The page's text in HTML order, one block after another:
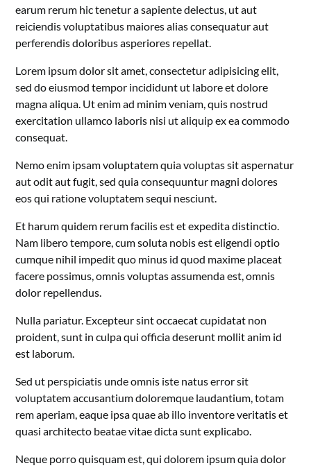
earum rerum hic tenetur a sapiente delectus, ut aut
reiciendis voluptatibus maiores alias consequatur aut
perferendis doloribus asperiores repellat.
Lorem ipsum dolor sit amet, consectetur adipisicing elit,
sed do eiusmod tempor incididunt ut labore et dolore
magna aliqua. Ut enim ad minim veniam, quis nostrud
exercitation ullamco laboris nisi ut aliquip ex ea commodo
consequat.
Nemo enim ipsam voluptatem quia voluptas sit aspernatur
aut odit aut fugit, sed quia consequuntur magni dolores
eos qui ratione voluptatem sequi nesciunt.
Et harum quidem rerum facilis est et expedita distinctio.
Nam libero tempore, cum soluta nobis est eligendi optio
cumque nihil impedit quo minus id quod maxime placeat
facere possimus, omnis voluptas assumenda est, omnis
dolor repellendus.
Nulla pariatur. Excepteur sint occaecat cupidatat non
proident, sunt in culpa qui officia deserunt mollit anim id
est laborum.
Sed ut perspiciatis unde omnis iste natus error sit
voluptatem accusantium doloremque laudantium, totam
rem aperiam, eaque ipsa quae ab illo inventore veritatis et
quasi architecto beatae vitae dicta sunt explicabo.
Neque porro quisquam est, qui dolorem ipsum quia dolor